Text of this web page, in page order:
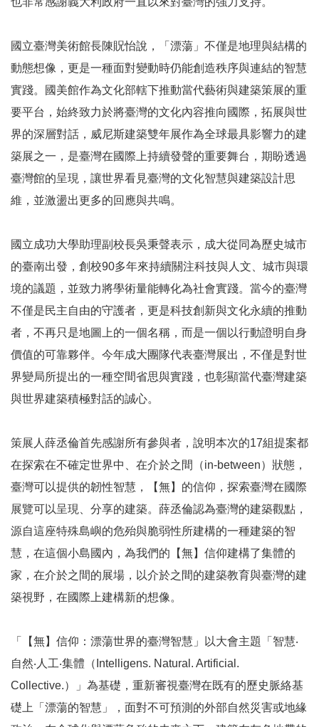
a
b
o
o
k
o
u
u
b
V
i
d
e
o
C
a
t
務
箱
雙
詞
彙
新
聞
常
見
問
題
國立臺灣美術館長陳貺怡說，「漂蕩」不僅是地理與結構的
動態想像，更是一種面對變動時仍能創造秩序與連結的智慧
實踐。國美館作為文化部轄下推動當代藝術與建築策展的重
要平台，始終致力於將臺灣的文化內容推向國際，拓展與世
界的深層對話，威尼斯建築雙年展作為全球最具影響力的建
築展之一，是臺灣在國際上持續發聲的重要舞台，期盼透過
臺灣館的呈現，讓世界看見臺灣的文化智慧與建築設計思
維，並激盪出更多的回應與共鳴。
國立成功大學助理副校長吳秉聲表示，成大從同為歷史城市
的臺南出發，創校90多年來持續關注科技與人文、城市與環
境的議題，並致力將學術量能轉化為社會實踐。當今的臺灣
不僅是民主自由的守護者，更是科技創新與文化永續的推動
者，不再只是地圖上的一個名稱，而是一個以行動證明自身
價值的可靠夥伴。今年成大團隊代表臺灣展出，不僅是對世
界變局所提出的一種空間省思與實踐，也彰顯當代臺灣建築
與世界建築積極對話的誠心。
策展人薛丞倫首先感謝所有參與者，說明本次的17組提案都
在探索在不確定世界中、在介於之間（in-between）狀態，
臺灣可以提供的韌性智慧，【無】的信仰，探索臺灣在國際
展覽可以呈現、分享的建築。薛丞倫認為臺灣的建築觀點，
源自這座特殊島嶼的危殆與脆弱性所建構的一種建築的智
慧，在這個小島國內，為我們的【無】信仰建構了集體的
家，在介於之間的展場，以介於之間的建築教育與臺灣的建
築視野，在國際上建構新的想像。
「【無】信仰：漂蕩世界的臺灣智慧」以大會主題「智慧‧
自然‧人工‧集體（Intelligens. Natural. Artificial.
Collective.）」為基礎，重新審視臺灣在既有的歷史脈絡基
礎上「漂蕩的智慧」，面對不可預測的外部自然災害或地緣